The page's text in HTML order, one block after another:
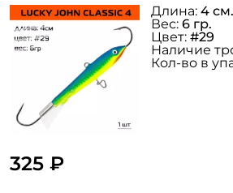
325 ₽
Длина: 4 см.
Вес: 6 гр.
Цвет: #29
Наличие
Кол-во в